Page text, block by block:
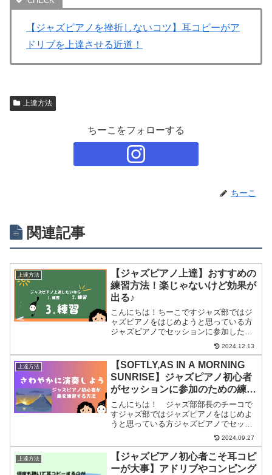
【ジャズピアノを挫折しないコツ】耳コピーがア
ドリブを上達させる近道！
上達方法
ちーこをフォローする
ちーこ
関連記事
上達方法
【ジャズピアノ上達】おすすめの
練習方法！楽じゃないけど効果が
出る♪
こんにちは！ちーこですジャズ部ではジ
ャズピアノをはじめようと思っている方
ジャズピアノでセッションに参加したい
方ジャズピアノをもっと楽しみたい方に
分かりやすくセッションで楽しめるよう
になるまでの練習方法などを紹介してい
ます。今回はジャズピアノ...
2024.12.13
上達方法
【SOFTLY,AS IN A MORNING
SUNRISE】ジャズピアノ初心者
がセッションに参加のための練習
方法
こんにちは！ ジャズ部部長のチーコで
すジャズ部ではジャズピアノをはじめよ
うと思っている方ジャズピアノでセッシ
ョンに参加したい方ジャズピアノをもっ
と楽しみたい方に分かりやすくセッショ
ンで楽しめるようになるまでの練習方法
などを紹介しています今回...
2024.09.27
上達方法
【ジャズピアノ初心者こそ耳コピ
ーが大事】アドリブやコンピング